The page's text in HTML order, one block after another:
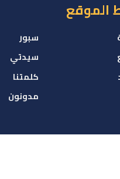
الموقع
سبور
سيدتي
كلمتنا
مدونون